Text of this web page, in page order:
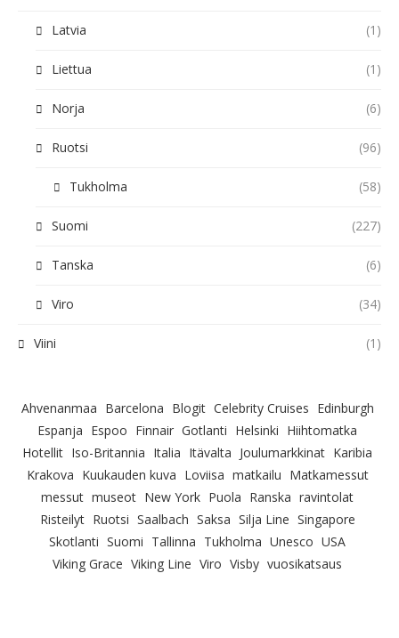
Latvia (1)
Liettua (1)
Norja (6)
Ruotsi (96)
Tukholma (58)
Suomi (227)
Tanska (6)
Viro (34)
Viini (1)
Ahvenanmaa Barcelona Blogit Celebrity Cruises Edinburgh
Espanja Espoo Finnair Gotlanti Helsinki Hiihtomatka
Hotellit Iso-Britannia Italia Itävalta Joulumarkkinat Karibia
Krakova Kuukauden kuva Loviisa matkailu Matkamessut
messut museot New York Puola Ranska ravintolat
Risteilyt Ruotsi Saalbach Saksa Silja Line Singapore
Skotlanti Suomi Tallinna Tukholma Unesco USA
Viking Grace Viking Line Viro Visby vuosikatsaus